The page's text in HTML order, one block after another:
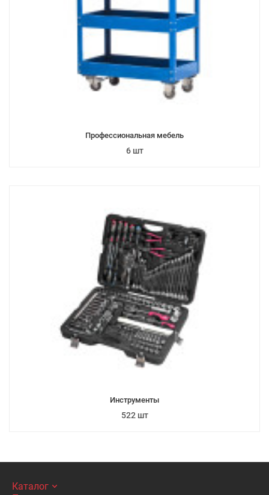
Профессиональная мебель
6 шт
Инструменты
522 шт
Каталог